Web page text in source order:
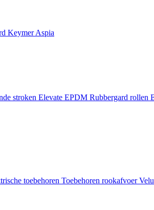
KeymerAspia
stroken Elevate EPDM Rubbergard rollen
toebehoren Toebehoren rookafvoer